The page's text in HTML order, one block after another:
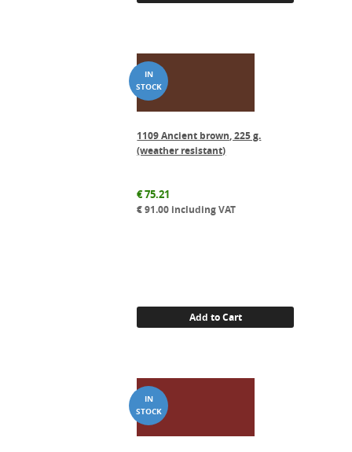
1109 Ancient brown, 225 g.
(weather resistant)
€75.21
€91.00 including VAT
Add to Cart